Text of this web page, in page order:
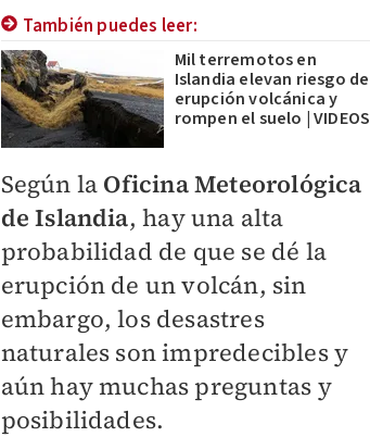
También puedes leer:
Mil terremotos en
Islandia elevan riesgo de
erupción volcánica y
rompen el suelo | VIDEOS
Según la Oficina Meteorológica
de Islandia, hay una alta
probabilidad de que se dé la
erupción de un volcán, sin
embargo, los desastres
naturales son impredecibles y
aún hay muchas preguntas y
posibilidades.